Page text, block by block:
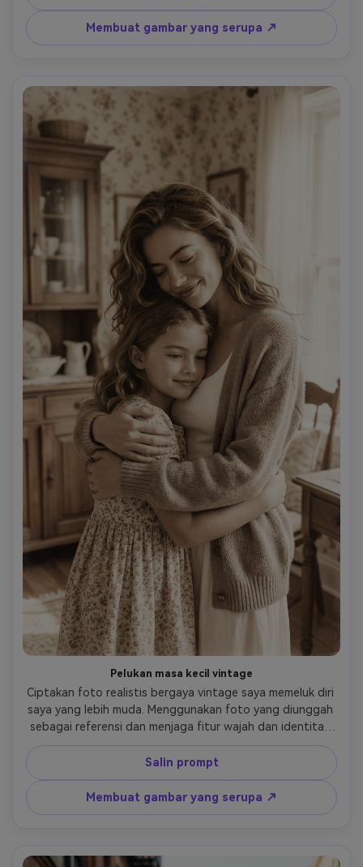
mengubah wajah. Mengganti latar belakang di belakang
keduanya dengan tirai putih. Pria itu memeluknya dari
belakang.stortion.
Membuat gambar yang serupa ↗
Pelukan masa kecil vintage
Ciptakan foto realistis bergaya vintage saya memeluk diri
saya yang lebih muda. Menggunakan foto yang diunggah
sebagai referensi dan menjaga fitur wajah dan identitas
tetap konsisten. Versi yang lebih muda seharusnya
terlihat secara alami lebih muda tetapi jelas orang yang
sama. Warna vintage lembut warna hangat tekstur film
halus sorotan sedikit pudar. Pelukan harus terasa lembut,
aman, dan menenangkan secara emosional. Gaya fotografi
Salin prompt
Membuat gambar yang serupa ↗